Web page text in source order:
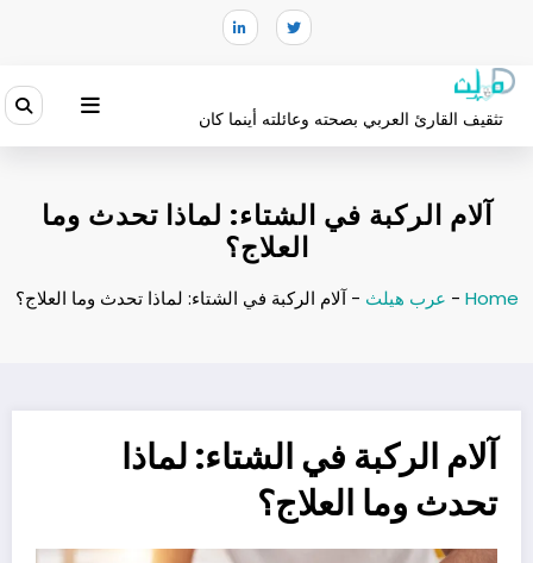
تثقيف القارئ العربي بصحته وعائلته أينما كان
آلام الركبة في الشتاء: لماذا تحدث وما
العلاج؟
Home
- عرب هيلث -آلام الركبة في الشتاء: لماذا تحدث وما العلاج؟
آلام الركبة في الشتاء: لماذا
تحدث وما العلاج؟